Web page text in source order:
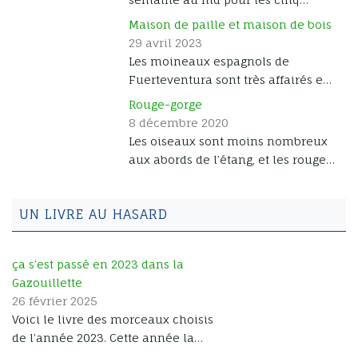
petites hirondelles rustiques, et les
becquées sont nettement plus
toniques. Jour 17 Je les retrouve
quatre jours plus tard, avec une
[...]
Maison de paille et maison de bois
29 avril 2023
Les moineaux espagnols de
Fuerteventura sont très affairés en
cette saison. Celui-ci a choisi de
confectionner un beau et
confortable nid de paille. Il ne lui
reste plus qu’à trouver madame qui
Rouge-gorge
8 décembre 2020
Les oiseaux sont moins nombreux
aux abords de l’étang, et les rouges-
hivernale, en gonflant leurs plumes
pour se protéger du froid.
UN LIVRE AU HASARD
ça s’est passé en 2023 dans la
Gazouillette
26 février 2025
Voici le livre des morceaux choisis
de l’année 2023. Cette année la